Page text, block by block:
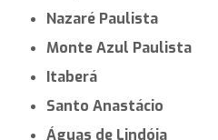
Nazaré Paulista
Monte Azul Paulista
Itaberá
Santo Anastácio
Águas de Lindóia